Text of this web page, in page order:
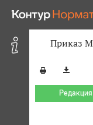
Приказ